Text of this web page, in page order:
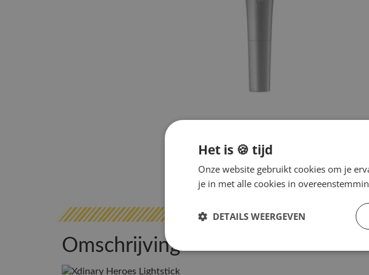
Omschrijving
Het is 🍪 tijd
Onze website gebruikt cookies om je
je in met alle cookies in
DETAILS WEERGEVEN